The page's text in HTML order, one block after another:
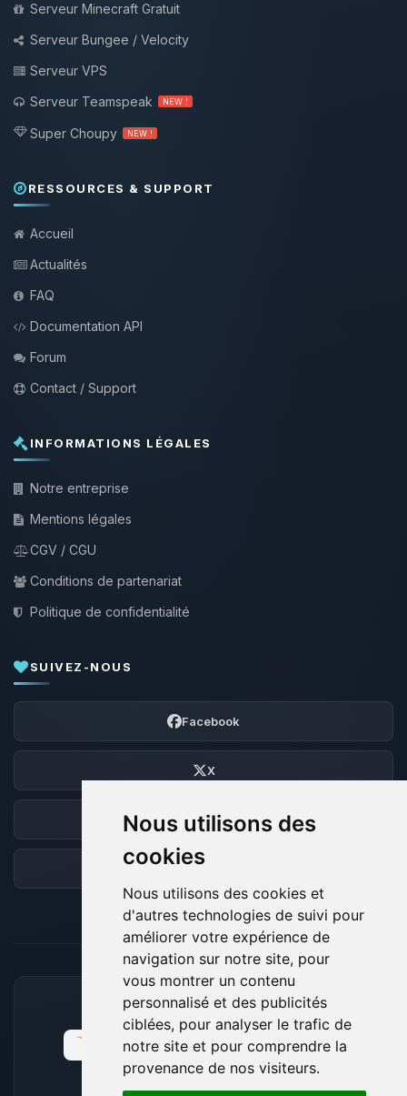
Nous utilisons des
cookies
Nous utilisons des cookies et
d'autres technologies de suivi pour
améliorer votre expérience de
navigation sur notre site, pour
vous montrer un contenu
personnalisé et des publicités
ciblées, pour analyser le trafic de
notre site et pour comprendre la
provenance de nos visiteurs.
Serveur Minecraft Gratuit
Serveur Bungee / Velocity
Serveur VPS
Serveur Teamspeak
NEW !
Super Choupy NEW !
RESSOURCES & SUPPORT
Accueil
Actualités
FAQ
Documentation API
Forum
Contact / Support
INFORMATIONS LÉGALES
Notre entreprise
Mentions légales
CGV / CGU
Conditions de partenariat
Politique de confidentialité
SUIVEZ-NOUS
Facebook
X
Discord
Forum
MOYENS DE PAIEMENT ACCEPTÉS